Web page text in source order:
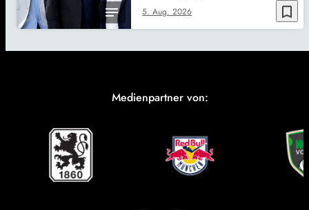
bookmark_border
5. Aug. 2026
Medienpartner von: